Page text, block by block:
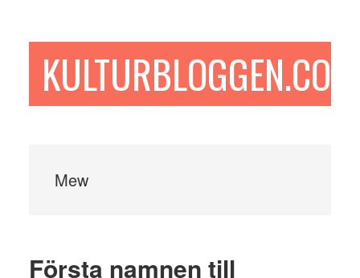
sidofältetKULTURBLOGGEN.COM
Mew
Första namnen till